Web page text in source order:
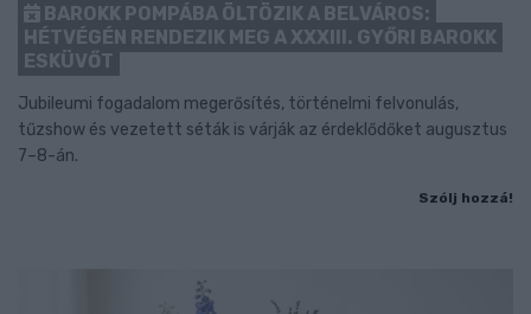
BAROKK POMPÁBA ÖLTÖZIK A BELVÁROS:
HÉTVÉGÉN RENDEZIK MEG A XXXIII. GYŐRI BAROKK
ESKÜVŐT
Jubileumi fogadalom megerősítés, történelmi felvonulás,
tűzshow és vezetett séták is várják az érdeklődőket augusztus
7–8-án.
Szólj hozzá!